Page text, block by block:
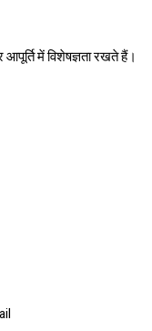
में विशेषज्ञता रखते हैं।